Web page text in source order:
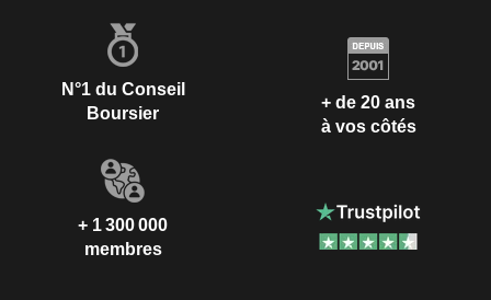
N°1 du Conseil
Boursier
+ de 20 ans
à vos côtés
+ 1 300 000
membres